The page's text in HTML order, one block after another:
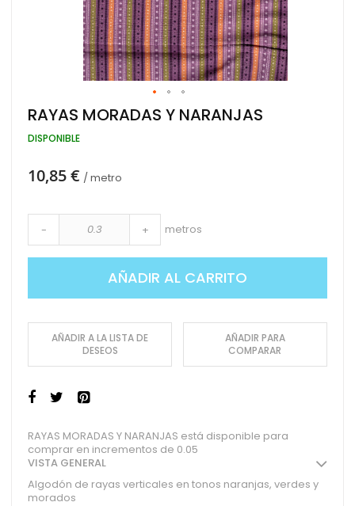
Saltar
al
comienzo
galería
RAYAS MORADAS Y NARANJAS
DISPONIBLE
10,85 € / metro
- + metros
AÑADIR AL CARRITO
AÑADIR A LA LISTA DE
DESEOS
AÑADIR PARA
COMPARAR
RAYAS MORADAS Y NARANJAS está disponible para
comprar en incrementos de 0.05
VISTA GENERAL
Algodón de rayas verticales en tonos naranjas, verdes y
morados